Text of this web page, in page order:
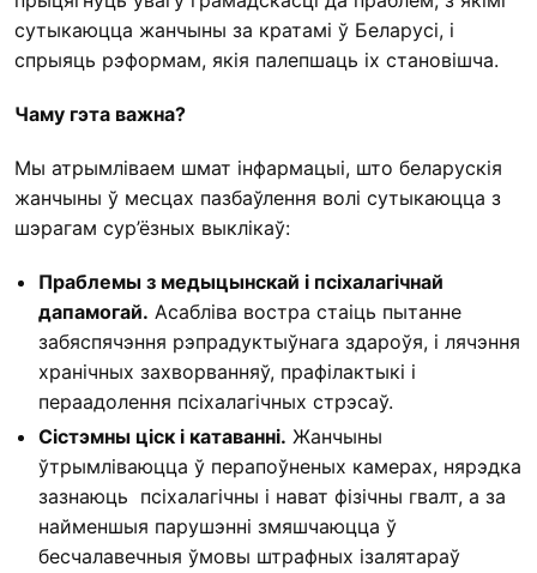
сутыкаюцца жанчыны за кратамі ў Беларусі, і
спрыяць рэформам, якія палепшаць іх становішча.
Чаму гэта важна?
Мы атрымліваем шмат інфармацыі, што беларускія
жанчыны ў месцах пазбаўлення волі сутыкаюцца з
шэрагам сур’ёзных выклікаў:
Праблемы з медыцынскай і псіхалагічнай
дапамогай. Асабліва востра стаіць пытанне
забяспячэння рэпрадуктыўнага здароўя, і лячэння
хранічных захворванняў, прафілактыкі і
пераадолення псіхалагічных стрэсаў.
Сістэмны ціск і катаванні. Жанчыны
ўтрымліваюцца ў перапоўненых камерах, нярэдка
зазнаюць псіхалагічны і нават фізічны гвалт, а за
найменшыя парушэнні змяшчаюцца ў
бесчалавечныя ўмовы штрафных ізалятараў